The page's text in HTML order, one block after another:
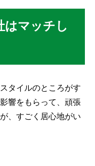
はマッチし
タイルのところがす
響をもらって、頑張
、すごく居心地がい